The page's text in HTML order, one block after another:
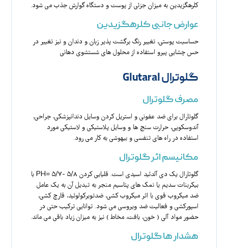
کلرهگزیدین به میزان جزئی از پوست و دستگاه گوارش جذب می شود.
عوارض جانبی کلرهگزیدین
حساسیت پوستی، تغییر رنگ برگشت پذیر زبان و دندان و نیز تغییر در
حس چشایی پیرو استفاده از محلول های شستشوی دهانی
گلوترال Glutaral
مصرف گلوترال
گلوتارال برای ضد عفونی و استریل کردن وسایل دندانپزشکی، جراحی،
آندوسکوپی، حرارت سنج ها و وسایل پلاستیکی و لاستیکی مورد
استفاده در راه های تنفسی و بیهوشی به کار می رود.
مکانیسم اثر گلوترال
گلوتارال یک دی آلدئید اسیدی است. قلیایی کردن ۵/۸ -۵/۷ =PH با
بیکربنات سدیم یا نمک های پتاسیم منجر به تبدیل آن به یک عامل
ضد میکروب قوی با اثر میکروب کشی، ضدتوبرکولوئید، قارچ کشی،
اسپورکشی و فعالیت ضد ویروسی می شود. توانایی ترکیب حتی در
حضور مواد آلی ( خون، بافت، مخاط ) نیز به میزان زیاد باقی می ماند.
هشدار ها گلوترال